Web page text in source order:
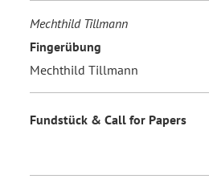
Mechthild Tillmann
Fingerübung
Mechthild Tillmann
Fundstück & Call for Papers